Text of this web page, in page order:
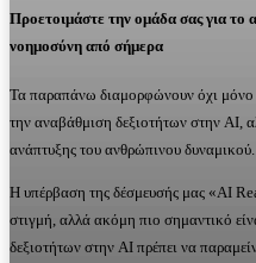
Προετοιμάστε την ομάδα σας για το
νοημοσύνη από σήμερα
Τα παραπάνω διαμορφώνουν όχι μόνο
την αναβάθμιση δεξιοτήτων στην AI,
ανάπτυξης του ανθρώπινου δυναμικού.
Η υπέρβαση της δέσμευσής μας «AI
στιγμή, αλλά ακόμη πιο σημαντικό
δεξιοτήτων στην AI πρέπει να